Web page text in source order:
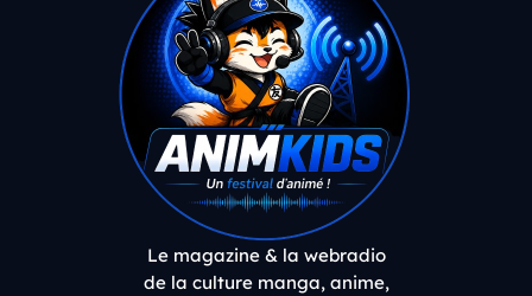
Le magazine & la webradio
de la culture manga, anime,